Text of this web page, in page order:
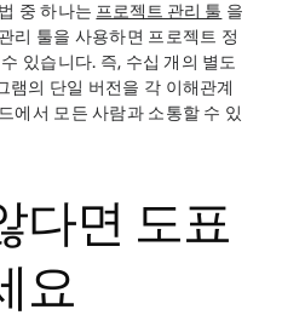
중 하나는 프로젝트 관리 툴 을
리 툴을 사용하면 프로젝트 정
있습니다. 즉, 수십 개의 별도
램의 단일 버전을 각 이해관계
에서 모든 사람과 소통할 수 있
다면 도표
요